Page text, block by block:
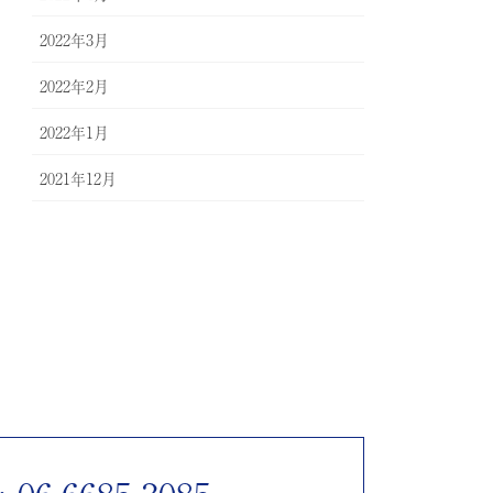
2022年3月
2022年2月
2022年1月
2021年12月